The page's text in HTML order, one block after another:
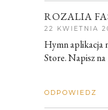
ROZALIA
22 KWIETNIA
Hymn aplikacja
Store. Napisz na
ODPOWIEDZ